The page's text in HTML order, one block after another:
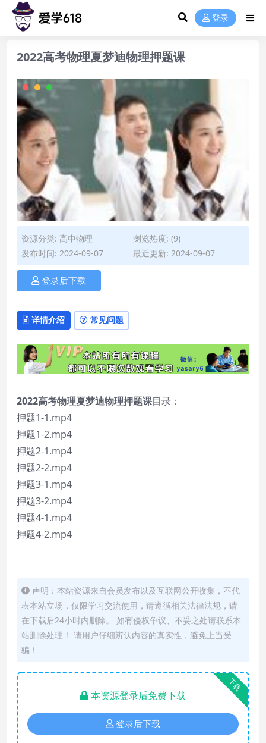
登录
2022高考物理夏梦迪物理押题课
资源分类: 高中物理
浏览热度: (9)
发布时间: 2024-09-07
最近更新: 2024-09-07
登录后下载
详情介绍 常见问题
2022高考物理夏梦迪物理押题课目录：
押题1-1.mp4
押题1-2.mp4
押题2-1.mp4
押题2-2.mp4
押题3-1.mp4
押题3-2.mp4
押题4-1.mp4
押题4-2.mp4
声明：本站资源来自会员发布以及互联网公开收集，不代
表本站立场，仅限学习交流使用，请遵循相关法律法规，请
在下载后24小时内删除。 如有侵权争议、不妥之处请联系本
站删除处理！ 请用户仔细辨认内容的真实性，避免上当受
骗！
下载
本资源登录后免费下载
登录后下载